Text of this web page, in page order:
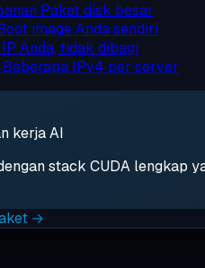
Paket disk besar
image Anda sendiri
IP Anda, tidak dibagi
Beberapa IPv4 per server
kerja AI
stack CUDA lengkap
→